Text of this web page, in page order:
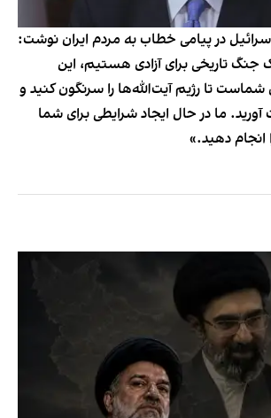
در پیامی خطاب به مردم ایران نوشت:
جنگ تاریخی برای آزادی هستیم، این
تا رژیم آیت‌الله‌ها را سرنگون کنید و
آورید. ما در حال ایجاد شرایطی برای شما
انجام دهید.»